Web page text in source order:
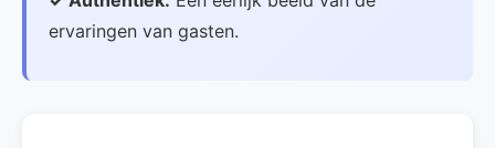
ervaringen van gasten.